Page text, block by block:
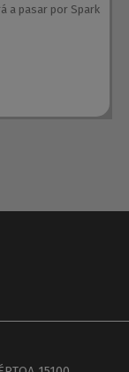
a pasar por Spark